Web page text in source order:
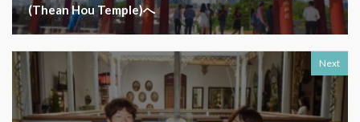
(Thean Hou Temple)へ
Next